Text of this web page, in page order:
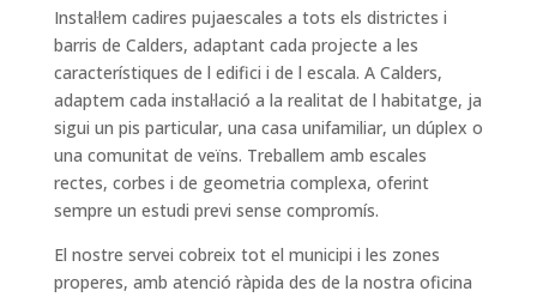
Instal·lem cadires pujaescales a tots els districtes i
barris de Calders, adaptant cada projecte a les
característiques de l edifici i de l escala. A Calders,
adaptem cada instal·lació a la realitat de l habitatge, ja
sigui un pis particular, una casa unifamiliar, un dúplex o
una comunitat de veïns. Treballem amb escales
rectes, corbes i de geometria complexa, oferint
sempre un estudi previ sense compromís.
El nostre servei cobreix tot el municipi i les zones
properes, amb atenció ràpida des de la nostra oficina